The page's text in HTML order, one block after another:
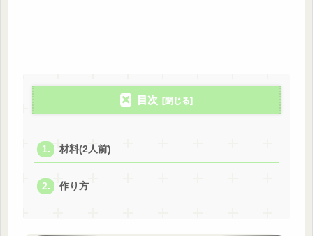
目次
材料(2人前)
作り方